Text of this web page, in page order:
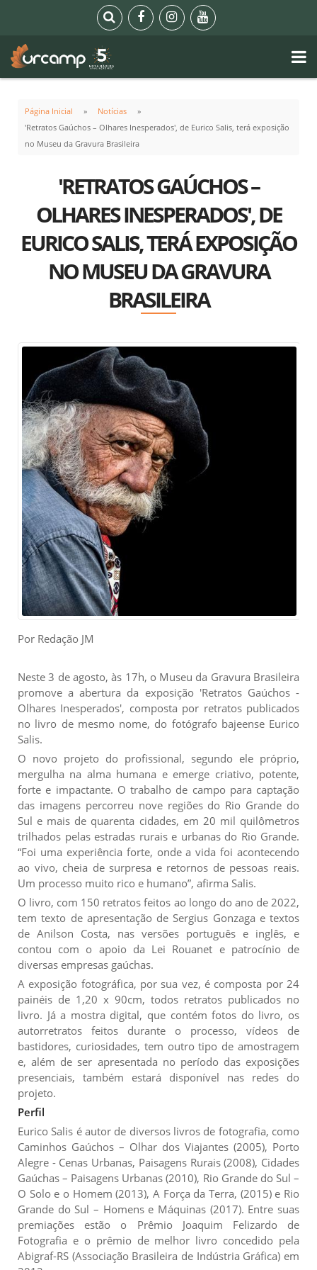
Página Inicial
Notícias
'Retratos Gaúchos – Olhares Inesperados', de Eurico Salis, terá exposição
no Museu da Gravura Brasileira
'RETRATOS GAÚCHOS –
OLHARES INESPERADOS', DE
EURICO SALIS, TERÁ EXPOSIÇÃO
NO MUSEU DA GRAVURA
BRASILEIRA
Por Redação JM
Neste 3 de agosto, às 17h, o Museu da Gravura Brasileira
promove a abertura da exposição 'Retratos Gaúchos -
Olhares Inesperados', composta por retratos publicados
no livro de mesmo nome, do fotógrafo bajeense Eurico
Salis.
O novo projeto do profissional, segundo ele próprio,
mergulha na alma humana e emerge criativo, potente,
forte e impactante. O trabalho de campo para captação
das imagens percorreu nove regiões do Rio Grande do
Sul e mais de quarenta cidades, em 20 mil quilômetros
trilhados pelas estradas rurais e urbanas do Rio Grande.
“Foi uma experiência forte, onde a vida foi acontecendo
ao vivo, cheia de surpresa e retornos de pessoas reais.
Um processo muito rico e humano”, afirma Salis.
O livro, com 150 retratos feitos ao longo do ano de 2022,
tem texto de apresentação de Sergius Gonzaga e textos
de Anilson Costa, nas versões português e inglês, e
contou com o apoio da Lei Rouanet e patrocínio de
diversas empresas gaúchas.
A exposição fotográfica, por sua vez, é composta por 24
painéis de 1,20 x 90cm, todos retratos publicados no
livro. Já a mostra digital, que contém fotos do livro, os
autorretratos feitos durante o processo, vídeos de
bastidores, curiosidades, tem outro tipo de amostragem
e, além de ser apresentada no período das exposições
presenciais, também estará disponível nas redes do
projeto.
Perfil
Eurico Salis é autor de diversos livros de fotografia, como
Caminhos Gaúchos – Olhar dos Viajantes (2005), Porto
Alegre - Cenas Urbanas, Paisagens Rurais (2008), Cidades
Gaúchas – Paisagens Urbanas (2010), Rio Grande do Sul –
O Solo e o Homem (2013), A Força da Terra, (2015) e Rio
Grande do Sul – Homens e Máquinas (2017). Entre suas
premiações estão o Prêmio Joaquim Felizardo de
Fotografia e o prêmio de melhor livro concedido pela
Abigraf-RS (Associação Brasileira de Indústria Gráfica) em